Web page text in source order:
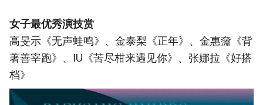
女子最优秀演技赏
高旻示《无声蛙鸣》、金泰梨《正年》、金惠奫《背
著善宰跑》、IU《苦尽柑来遇见你》、张娜拉《好搭
档》